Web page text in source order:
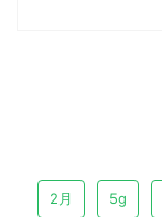
2月 5g